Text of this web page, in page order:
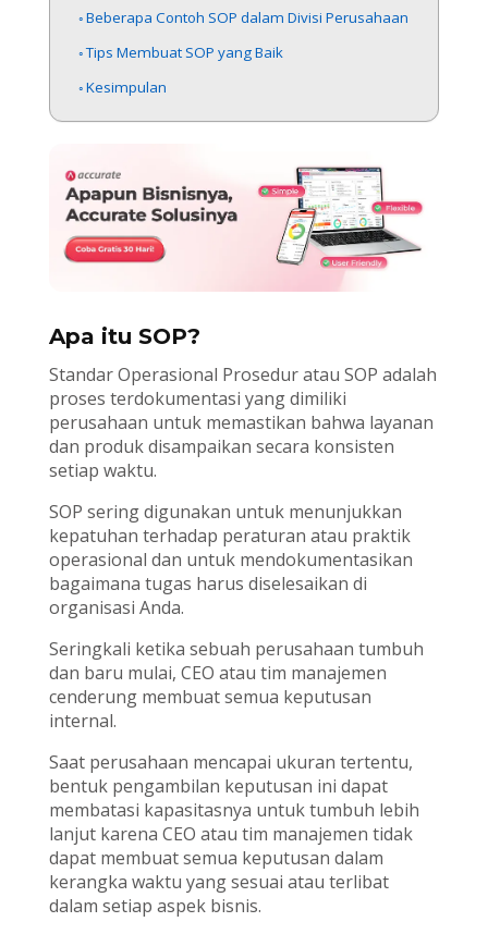
Beberapa Contoh SOP dalam Divisi Perusahaan
Tips Membuat SOP yang Baik
Kesimpulan
Apa itu SOP?
Standar Operasional Prosedur atau SOP adalah
proses terdokumentasi yang dimiliki
perusahaan untuk memastikan bahwa layanan
dan produk disampaikan secara konsisten
setiap waktu.
SOP sering digunakan untuk menunjukkan
kepatuhan terhadap peraturan atau praktik
operasional dan untuk mendokumentasikan
bagaimana tugas harus diselesaikan di
organisasi Anda.
Seringkali ketika sebuah perusahaan tumbuh
dan baru mulai, CEO atau tim manajemen
cenderung membuat semua keputusan
internal.
Saat perusahaan mencapai ukuran tertentu,
bentuk pengambilan keputusan ini dapat
membatasi kapasitasnya untuk tumbuh lebih
lanjut karena CEO atau tim manajemen tidak
dapat membuat semua keputusan dalam
kerangka waktu yang sesuai atau terlibat
dalam setiap aspek bisnis.